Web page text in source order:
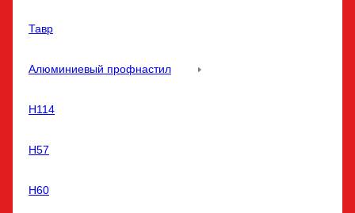
Тавр
Алюминиевый профнастил
Н114
Н57
Н60